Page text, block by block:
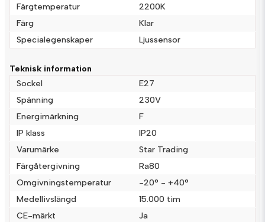
email
Mejladress
Ja, ni får publicera min fråga
Färgtemperatur
2200K
Färg
Klar
Specialegenskaper
Ljussensor
Teknisk information
Sockel
E27
Spänning
230V
Energimärkning
F
IP klass
IP20
Varumärke
Star Trading
Färgåtergivning
Ra80
Omgivningstemperatur
-20° - +40°
Medellivslängd
15.000 tim
CE-märkt
Ja